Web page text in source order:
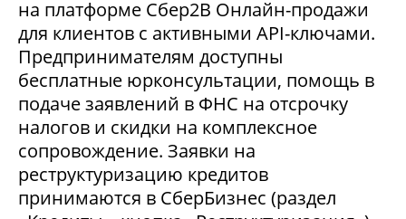
на платформе Сбер2В Онлайн-продажи
для клиентов с активными API-ключами.
Предпринимателям доступны
бесплатные юрконсультации, помощь в
подаче заявлений в ФНС на отсрочку
налогов и скидки на комплексное
сопровождение. Заявки на
реструктуризацию кредитов
принимаются в СберБизнес (раздел